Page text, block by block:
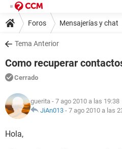
Foros Mensajerías y chat
Tema Anterior
Como recuperar
Cerrado
guerita - 7 ago 2010 a las 19:38
JiAn013 - 7 ago 2010 a las
Hola,